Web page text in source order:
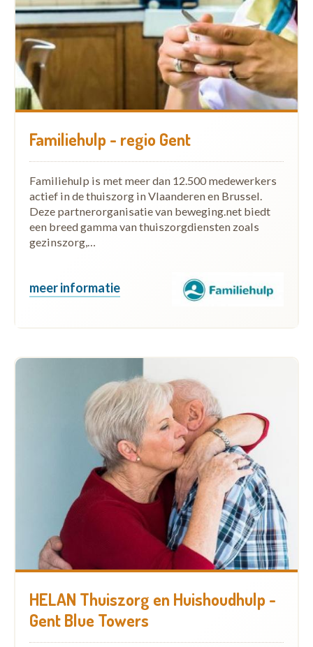
Familiehulp - regio Gent
Familiehulp is met meer dan 12.500 medewerkers
actief in de thuiszorg in Vlaanderen en Brussel.
Deze partnerorganisatie van beweging.net biedt
een breed gamma van thuiszorgdiensten zoals
gezinszorg,…
meer informatie
HELAN Thuiszorg en Huishoudhulp -
Gent Blue Towers